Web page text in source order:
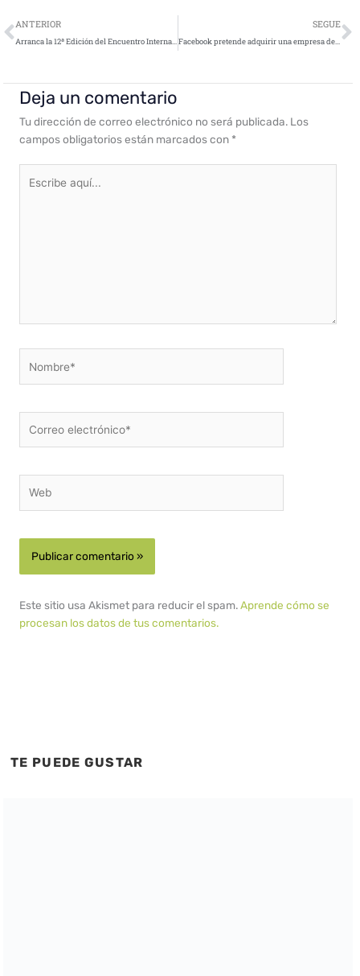
Ant
ANTERIOR
Arranca la 12ª Edición del Encuentro Internacional de Seguridad de la Información, 12ENISE
SEGUE
Facebook pretende adquirir una empresa de ciberseguridad a finales de año
Deja un comentario
Tu dirección de correo electrónico no será publicada. Los
campos obligatorios están marcados con *
aquí...
electrónico*
Este sitio usa Akismet para reducir el spam.Aprende cómo se
procesan los datos de tus comentarios.
TE PUEDE GUSTAR